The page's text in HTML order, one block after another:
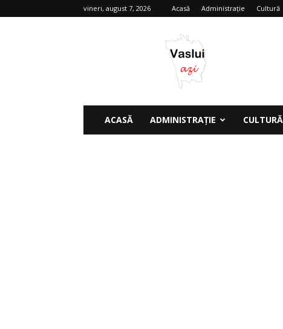
vineri, august 7, 2026 Acasă Administrație Cultură
ACASĂ ADMINISTRAȚIE CULTURĂ